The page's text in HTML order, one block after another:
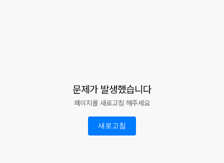
문제가 발생했습니다
페이지를 새로고침 해주세요
새로고침